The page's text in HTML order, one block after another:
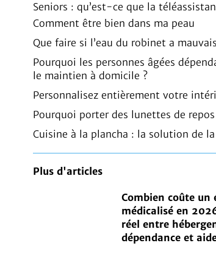
Seniors : qu’est-ce que la
Comment être bien dans ma peau
Que faire si l’eau du robinet a
Pourquoi les personnes âgées
le maintien à domicile ?
Personnalisez entièrement votre
Pourquoi porter des lunettes de repos
Cuisine à la plancha : la solution de
Plus d'articles
Combien coûte un
médicalisé en
réel entre
dépendance et